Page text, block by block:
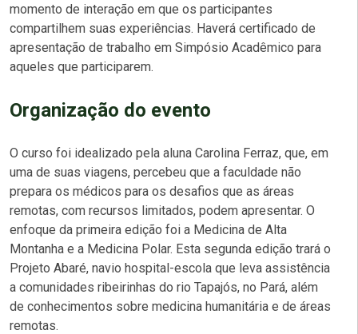
momento de interação em que os participantes
compartilhem suas experiências. Haverá certificado de
apresentação de trabalho em Simpósio Acadêmico para
aqueles que participarem.
Organização do evento
O curso foi idealizado pela aluna Carolina Ferraz, que, em
uma de suas viagens, percebeu que a faculdade não
prepara os médicos para os desafios que as áreas
remotas, com recursos limitados, podem apresentar. O
enfoque da primeira edição foi a Medicina de Alta
Montanha e a Medicina Polar. Esta segunda edição trará o
Projeto Abaré, navio hospital-escola que leva assistência
a comunidades ribeirinhas do rio Tapajós, no Pará, além
de conhecimentos sobre medicina humanitária e de áreas
remotas.